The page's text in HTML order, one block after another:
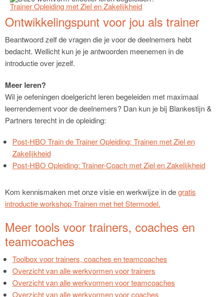
Trainer Opleiding met Ziel en Zakelijkheid
Ontwikkelingspunt voor jou als trainer
Beantwoord zelf de vragen die je voor de deelnemers hebt
bedacht. Wellicht kun je je antwoorden meenemen in de
introductie over jezelf.
Meer leren?
Wil je oefeningen doelgericht leren begeleiden met maximaal
leerrendement voor de deelnemers? Dan kun je bij Blankestijn &
Partners terecht in de opleiding:
Post-HBO Train de Trainer Opleiding: Trainen met Ziel en
Zakelijkheid
Post-HBO Opleiding: Trainer-Coach met Ziel en Zakelijkheid
Kom kennismaken met onze visie en werkwijze in degratis
introductie workshop Trainen met het Stermodel.
Meer tools voor trainers, coaches en
teamcoaches
Toolbox voor trainers, coaches en teamcoaches
Overzicht van alle werkvormen voor trainers
Overzicht van alle werkvormen voor teamcoaches
Overzicht van alle werkvormen voor coaches